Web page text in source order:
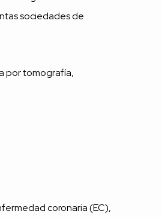
sociedades de
por tomografía,
coronaria (EC),